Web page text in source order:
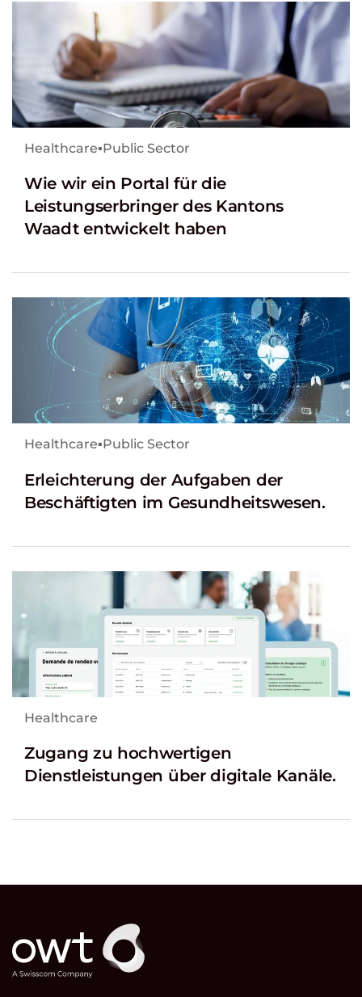
Healthcare▪Public Sector
Wie wir ein Portal für die
Leistungserbringer des Kantons
Waadt entwickelt haben
Healthcare▪Public Sector
Erleichterung der Aufgaben der
Beschäftigten im Gesundheitswesen.
Healthcare
Zugang zu hochwertigen
Dienstleistungen über digitale Kanäle.